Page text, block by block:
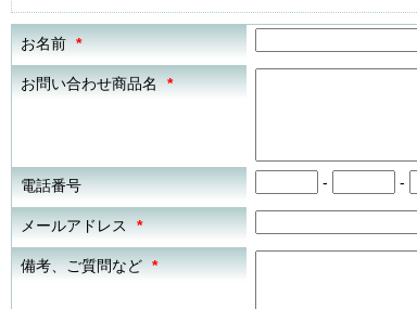
お名前 *
お問い合わせ商品名 *
電話番号 - -
メールアドレス *
備考、ご質問など *